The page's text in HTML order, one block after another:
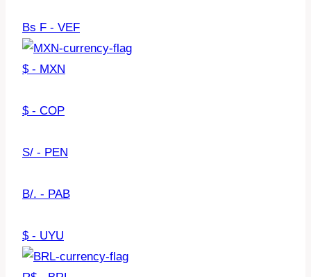
Bs F - VEF
$ - MXN
$ - COP
S/ - PEN
B/. - PAB
$ - UYU